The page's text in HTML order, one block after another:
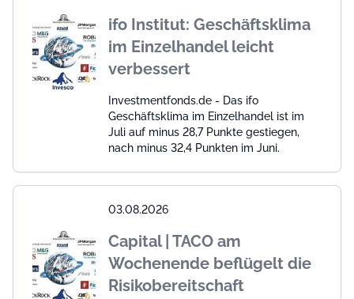
ifo Institut: Geschäftsklima
im Einzelhandel leicht
verbessert
Investmentfonds.de - Das ifo
Geschäftsklima im Einzelhandel ist im
Juli auf minus 28,7 Punkte gestiegen,
nach minus 32,4 Punkten im Juni.
03.08.2026
Capital | TACO am
Wochenende beflügelt die
Risikobereitschaft